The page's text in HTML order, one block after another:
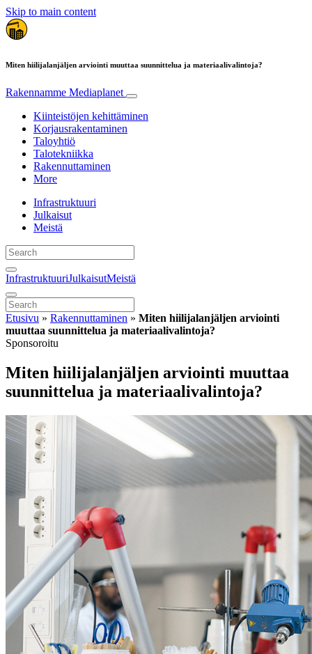
Skip to main content
Miten hiilijalanjäljen arviointi muuttaa suunnittelua ja materiaalivalintoja?
Rakennamme Mediaplanet
Kiinteistöjen kehittäminen
Korjausrakentaminen
Taloyhtiö
Talotekniikka
Rakennuttaminen
More
Infrastruktuuri
Julkaisut
Meistä
InfrastruktuuriJulkaisutMeistä
Etusivu » Rakennuttaminen » Miten hiilijalanjäljen arviointi
muuttaa suunnittelua ja materiaalivalintoja?
Sponsoroitu
Miten hiilijalanjäljen arviointi muuttaa
suunnittelua ja materiaalivalintoja?